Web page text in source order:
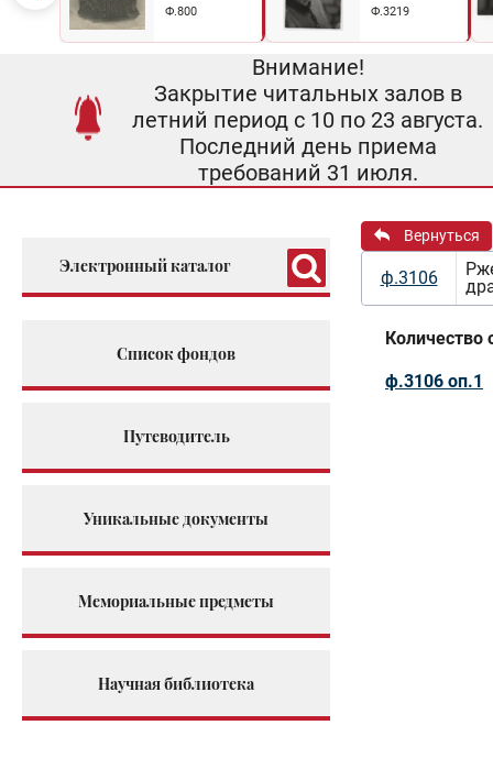
Ф.800 Ф.3219
Внимание!
Закрытие читальных залов в
летний период с 10 по 23 августа.
Последний день приема
требований 31 июля.
Электронный каталог
Список фондов
Путеводитель
Уникальные документы
Мемориальные предметы
Научная библиотека
Вернуться
ф.3106
Количество
ф.3106 оп.1